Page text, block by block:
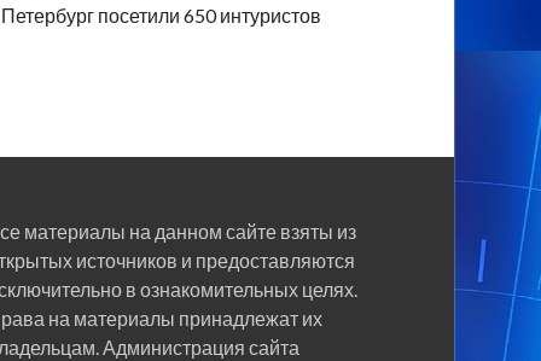
Петербург посетили 650 интуристов
материалы на данном сайте взяты из
источников и предоставляются
в ознакомительных целях.
на материалы принадлежат их
Администрация сайта